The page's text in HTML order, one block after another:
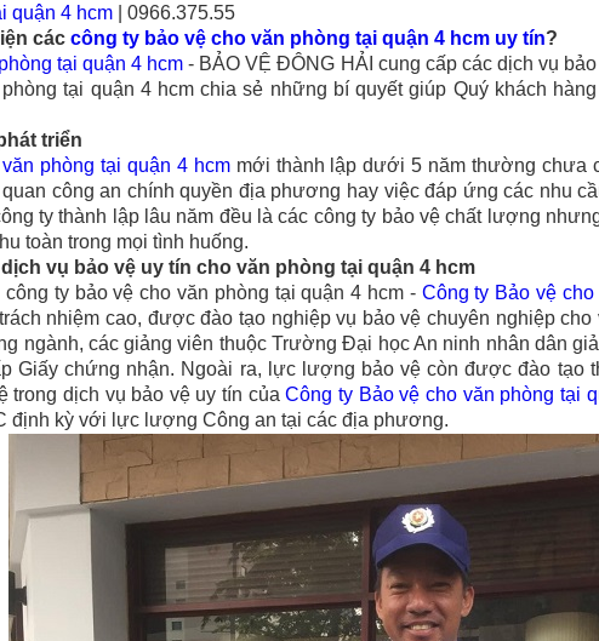
quận 4 hcm | 0966.375.55
các công ty bảo vệ cho văn phòng tại quận 4 hcm uy tín?
tại quận 4 hcm - BẢO VỆ ĐÔNG HẢI cung cấp các dịch vụ
tại quận 4 hcmchia sẻ những bí quyết giúp Quý khách
triển
phòng tại quận 4 hcmmới thành lập dưới 5 năm thường chưa
công an chính quyền địa phương hay việc đáp ứng các nhu
ty thành lập lâu năm đều là các công ty bảo vệ chất lượng
toàn trong mọi tình huống.
vụ bảo vệ uy tín cho văn phòng tại quận 4 hcm
công ty bảo vệcho văn phòng tại quận 4 hcm - Công ty Bảo vệ cho
nhiệm cao, được đào tạo nghiệp vụ bảo vệ chuyên nghiệpcho
ngành, các giảng viên thuộc Trường Đại học An ninh nhân dân
Giấy chứng nhận. Ngoài ra, lực lượng bảo vệ còn được đào tạo
trong dịch vụ bảo vệ uy tín củaCông ty Bảo vệ cho văn phòng tại
định kỳ với lực lượng Công an tại các địa phương.